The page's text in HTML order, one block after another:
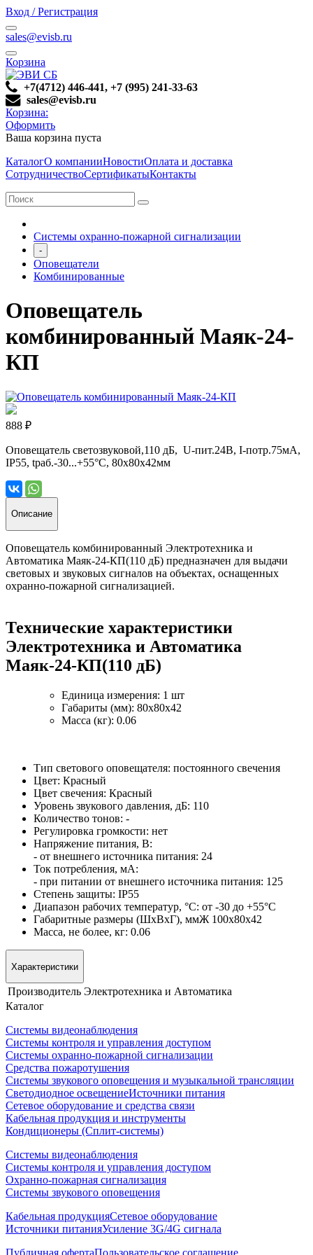
Вход / Регистрация
sales@evisb.ru
Корзина
+7(4712) 446-441, +7 (995) 241-33-63
sales@evisb.ru
Корзина:
Оформить
Ваша корзина пуста
КаталогО компанииНовостиОплата и доставка
СотрудничествоСертификатыКонтакты
Системы охранно-пожарной сигнализации
-
Оповещатели
Комбинированные
Оповещатель
комбинированный Маяк-24-
КП
888 ₽
Оповещатель светозвуковой,110 дБ, U-пит.24В, I-потр.75мА,
IP55, tраб.-30...+55°С, 80х80х42мм
Описание
Оповещатель комбинированный Электротехника и
Автоматика Маяк-24-КП(110 дБ) предназначен для выдачи
световых и звуковых сигналов на объектах, оснащенных
охранно-пожарной сигнализацией.
Технические характеристики
Электротехника и Автоматика
Маяк-24-КП(110 дБ)
Единица измерения: 1 шт
Габариты (мм): 80x80x42
Масса (кг): 0.06
Тип светового оповещателя: постоянного свечения
Цвет: Красный
Цвет свечения: Красный
Уровень звукового давления, дБ: 110
Количество тонов: -
Регулировка громкости: нет
Напряжение питания, B:
- от внешнего источника питания: 24
Ток потребления, мА:
- при питании от внешнего источника питания: 125
Степень защиты: IP55
Диапазон рабочих температур, °С: от -30 до +55°С
Габаритные размеры (ШхВхГ), ммЖ 100х80х42
Масса, не более, кг: 0.06
Характеристики
Производитель Электротехника и Автоматика
Каталог
Системы видеонаблюдения
Системы контроля и управления доступом
Системы охранно-пожарной сигнализации
Средства пожаротушения
Системы звукового оповещения и музыкальной трансляции
Светодиодное освещениеИсточники питания
Сетевое оборудование и средства связи
Кабельная продукция и инструменты
Кондиционеры (Сплит-системы)
Системы видеонаблюдения
Системы контроля и управления доступом
Охранно-пожарная сигнализация
Системы звукового оповещения
Кабельная продукцияСетевое оборудование
Источники питанияУсиление 3G/4G сигнала
Публичная офертаПользовательское соглашение